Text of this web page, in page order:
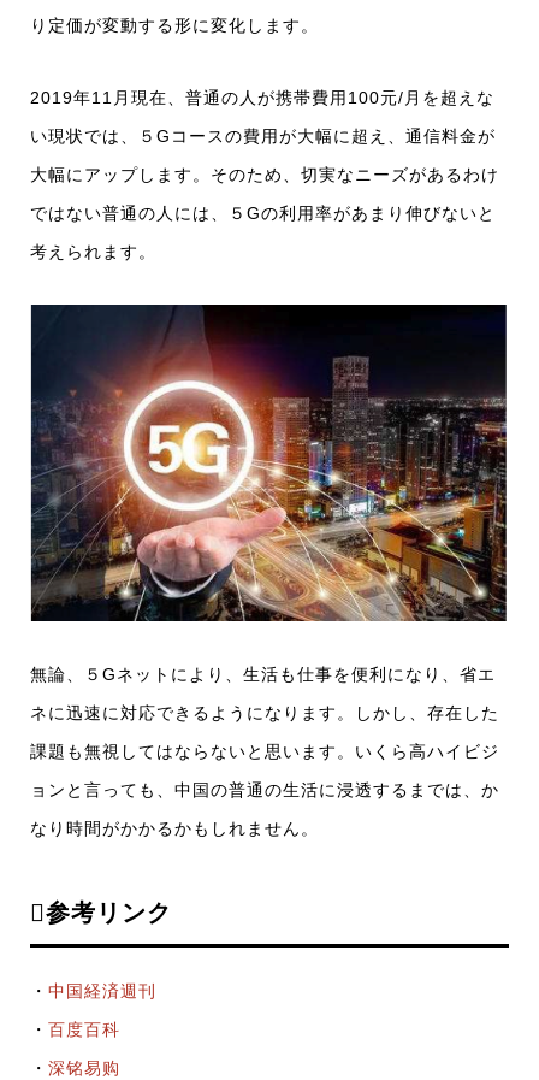
り定価が変動する形に変化します。
2019年11月現在、普通の人が携帯費用100元/月を超えな
い現状では、５Gコースの費用が大幅に超え、通信料金が
大幅にアップします。そのため、切実なニーズがあるわけ
ではない普通の人には、５Gの利用率があまり伸びないと
考えられます。
無論、５Gネットにより、生活も仕事を便利になり、省エ
ネに迅速に対応できるようになります。しかし、存在した
課題も無視してはならないと思います。いくら高ハイビジ
ョンと言っても、中国の普通の生活に浸透するまでは、か
なり時間がかかるかもしれません。
参考リンク
・ 中国経済週刊
・ 百度百科
・ 深铭易购